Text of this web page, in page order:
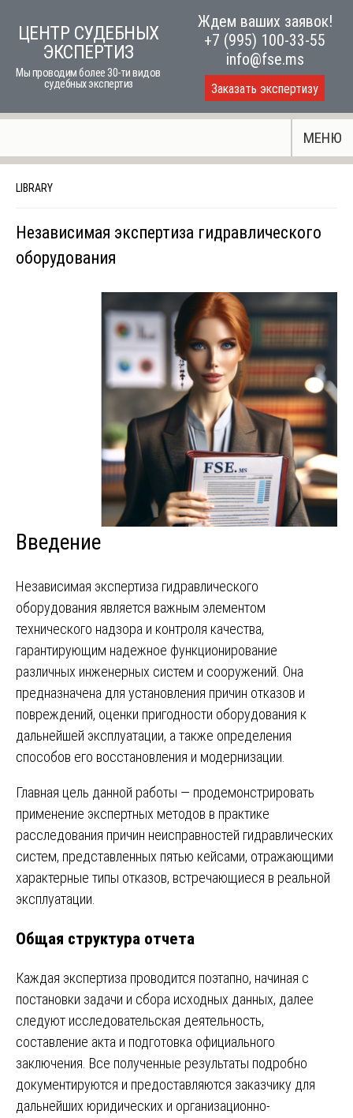
ЦЕНТР СУДЕБНЫХ
ЭКСПЕРТИЗ
Мы проводим более 30-ти видов
судебных экспертиз
Ждем ваших заявок!
+7 (995) 100-33-55
info@fse.ms
Заказать экспертизу
МЕНЮ
LIBRARY
Независимая экспертиза гидравлического
оборудования
Введение
Независимая экспертиза гидравлического
оборудования является важным элементом
технического надзора и контроля качества,
гарантирующим надежное функционирование
различных инженерных систем и сооружений. Она
предназначена для установления причин отказов и
повреждений, оценки пригодности оборудования к
дальнейшей эксплуатации, а также определения
способов его восстановления и модернизации.
Главная цель данной работы — продемонстрировать
применение экспертных методов в практике
расследования причин неисправностей гидравлических
систем, представленных пятью кейсами, отражающими
характерные типы отказов, встречающиеся в реальной
эксплуатации.
Общая структура отчета
Каждая экспертиза проводится поэтапно, начиная с
постановки задачи и сбора исходных данных, далее
следуют исследовательская деятельность,
составление акта и подготовка официального
заключения. Все полученные результаты подробно
документируются и предоставляются заказчику для
дальнейших юридических и организационно-